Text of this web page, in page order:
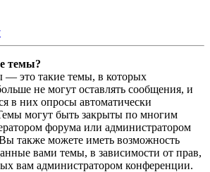
темы?
— это такие темы, в которых
не могут оставлять сообщения, и
в них опросы автоматически
могут быть закрыты по многим
форума или администратором
также можете иметь возможность
вами темы, в зависимости от прав,
вам администратором конференции.